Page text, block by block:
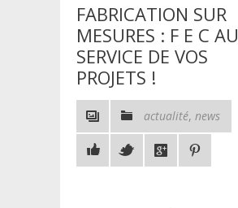
FABRICATION SUR
MESURES : F E C AU
SERVICE DE VOS
PROJETS !
actualité, news